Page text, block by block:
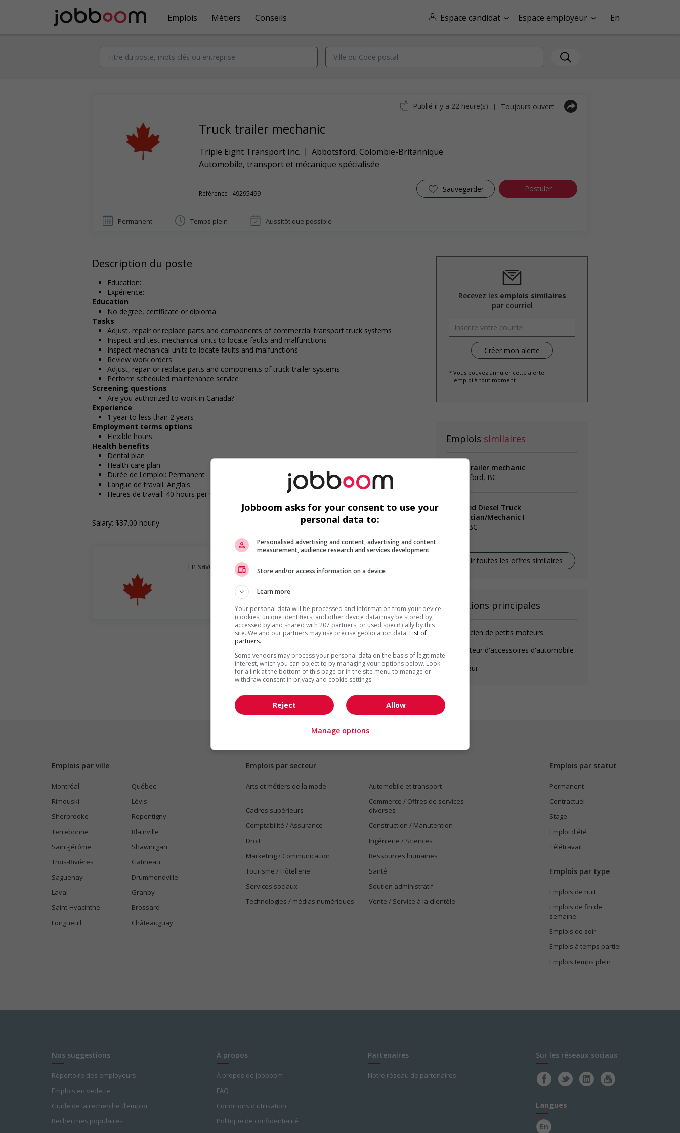
Espace candidat Espace employeur En
Emplois Métiers Conseils
Truck trailer mechanic
Triple Eight Transport Inc. Abbotsford, Colombie-Britannique
Automobile, transport et mécanique spécialisée
Référence : 49295499 Sauvegarder Postuler
Publié il y a 22 heure(s) | Toujours ouvert
Permanent Temps plein Aussitôt que possible
Description du poste
Education:
Expérience:
Education
No degree, certificate or diploma
Tasks
Adjust, repair or replace parts and components of commercial transport truck systems
Inspect and test mechanical units to locate faults and malfunctions
Inspect mechanical units to locate faults and malfunctions
Review work orders
Adjust, repair or replace parts and components of truck-trailer systems
Perform scheduled maintenance service
Screening questions
Are you authorized to work in Canada?
Experience
1 year to less than 2 years
Employment terms options
Flexible hours
Health benefits
Dental plan
Health care plan
Durée de l'emploi: Permanent
Langue de travail: Anglais
Heures de travail: 40 hours per week
Salary: $37.00 hourly
En savoir plus
Recevez les emplois similaires
par courriel
* Vous pouvez annuler cette alerte
emploi à tout moment
Emplois similaires
truck trailer mechanic
Abbotsford, BC
Licensed Diesel Truck
Technician/Mechanic I
Delta, BC
Voir toutes les offres similaires
Fonctions principales
Mécanicien de petits moteurs
Installateur d'accessoires d'automobile
Chauffeur
Emplois par ville
Montréal
Québec
Rimouski
Lévis
Sherbrooke
Repentigny
Terrebonne
Blainville
Saint-Jérôme
Shawinigan
Trois-Rivières
Gatineau
Saguenay
Drummondville
Laval
Granby
Saint-Hyacinthe
Brossard
Longueuil
Châteauguay
Emplois par secteur
Arts et métiers de la mode Automobile et transport
Cadres supérieurs
Commerce / Offres de services
diverses
Comptabilité / Assurance
Construction / Manutention
Droit
Ingénierie / Sciences
Marketing / Communication
Ressources humaines
Tourisme / Hôtellerie
Santé
Services sociaux
Soutien administratif
Technologies / médias numériques
Vente / Service à la clientèle
Emplois par statut
Permanent
Contractuel
Stage
Emploi d'été
Télétravail
Emplois par type
Emplois de nuit
Emplois de fin de
semaine
Emplois de soir
Emplois à temps partiel
Emplois temps plein
Nos suggestions
Répertoire des employeurs
Emplois en vedette
Guide de la recherche d’emploi
Recherches populaires
À propos
À propos de Jobboom
FAQ
Conditions d'utilisation
Politique de confidentialité
Partenaires
Notre réseau de partenaires
Sur les réseaux sociaux
Langues
En
Jobboom asks for your consent to use your
personal data to:
Personalised advertising and content, advertising and content
measurement, audience research and services development
Store and/or access information on a device
Learn more
Your personal data will be processed and information from your device
(cookies, unique identifiers, and other device data) may be stored by,
accessed by and shared with 207 partners, or used specifically by this
site. We and our partners may use precise geolocation data. List of
partners.
Some vendors may process your personal data on the basis of legitimate
interest, which you can object to by managing your options below. Look
for a link at the bottom of this page or in the site menu to manage or
withdraw consent in privacy and cookie settings.
Allow
Reject
Manage options